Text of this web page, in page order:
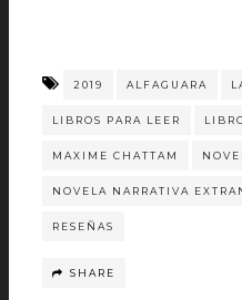
2019 ALFAGUARA
LIBROS PARA LEER
MAXIME CHATTAM
NOVELA NARRATIVA
RESEÑAS
SHARE